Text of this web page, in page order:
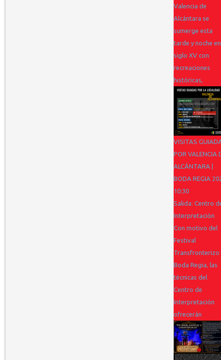
Valencia de
Alcántara se
sumerge esta
tarde y noche
siglo XV con
recreaciones
históricas,
VISITAS
POR VALENCIA
ALCÁNTARA |
BODA REGIA
10:30
Salida: Centro
Interpretación
Con motivo del
Festival
Transfronterizo
Boda Regia, las
técnicas del
Centro de
Interpretación
ofrecerán